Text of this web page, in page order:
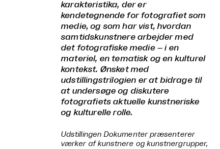
karakteristika, der er
kendetegnende for fotografiet som
medie, og som har vist, hvordan
samtidskunstnere arbejder med
det fotografiske medie – i en
materiel, en tematisk og en kulturel
kontekst. Ønsket med
udstillingstrilogien er at bidrage til
at undersøge og diskutere
fotografiets aktuelle kunstneriske
og kulturelle rolle.
UdstillingenDokumenterpræsenterer
værker af kunstnere og kunstnergrupper,